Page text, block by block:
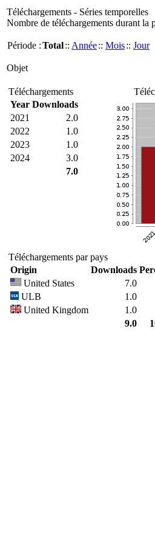
Téléchargements - Séries temporelles
Nombre de téléchargements durant la
Période :Total:: Année:: Mois:: Jour
Objet
Téléchargements
Year Downloads
2021
2.0
2022
1.0
2023
1.0
2024
3.0
7.0
Téléchargements par pays
Origin
Downloads
United States
7.0
ULB
1.0
United Kingdom
1.0
9.0